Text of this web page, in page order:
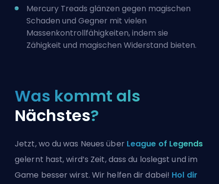
Mercury Treads glänzen gegen magischen
Schaden und Gegner mit vielen
Massenkontrollfähigkeiten, indem sie
Zähigkeit und magischen Widerstand bieten.
Was kommt als
Nächstes?
Jetzt, wo du was Neues über League of Legends
gelernt hast, wird’s Zeit, dass du loslegst und im
Game besser wirst. Wir helfen dir dabei! Hol dir